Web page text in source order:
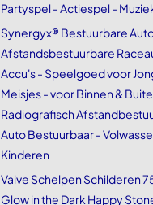
Partyspel - Actiespel -
Synergyx® Bestuurbare
Afstandsbestuurbare
Accu's - Speelgoed voor
Meisjes - voor Binnen &
Radiografisch
Auto Bestuurbaar -
Kinderen
Vaive Schelpen Schilderen
Glow in the Dark Happy